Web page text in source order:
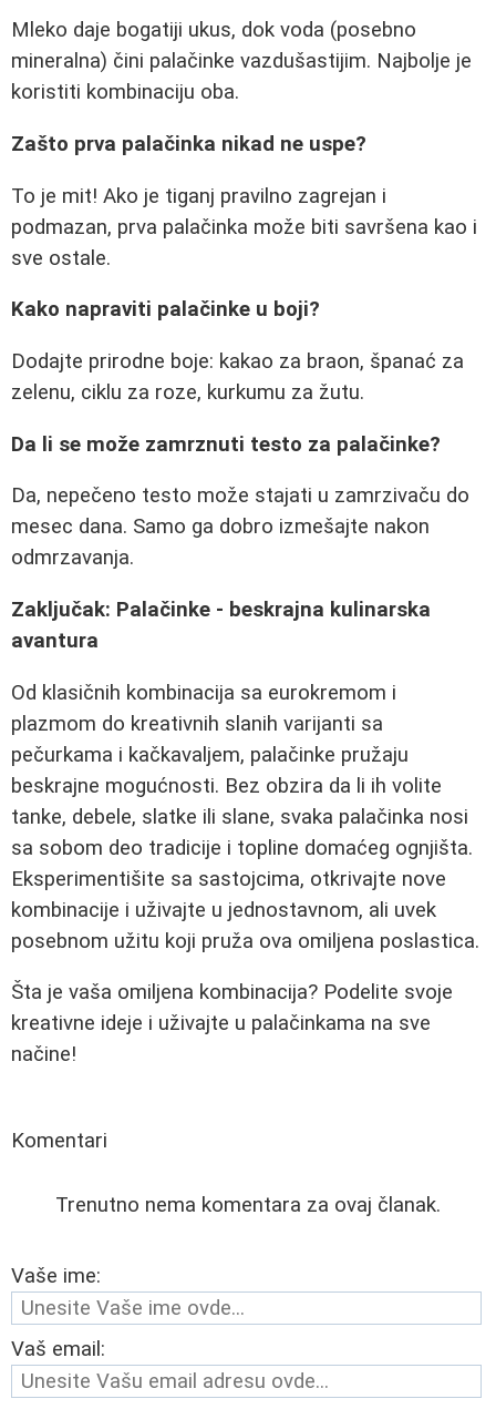
Mleko daje bogatiji ukus, dok voda (posebno
mineralna) čini palačinke vazdušastijim. Najbolje je
koristiti kombinaciju oba.
Zašto prva palačinka nikad ne uspe?
To je mit! Ako je tiganj pravilno zagrejan i
podmazan, prva palačinka može biti savršena kao i
sve ostale.
Kako napraviti palačinke u boji?
Dodajte prirodne boje: kakao za braon, španać za
zelenu, ciklu za roze, kurkumu za žutu.
Da li se može zamrznuti testo za palačinke?
Da, nepečeno testo može stajati u zamrzivaču do
mesec dana. Samo ga dobro izmešajte nakon
odmrzavanja.
Zaključak: Palačinke - beskrajna kulinarska
avantura
Od klasičnih kombinacija sa eurokremom i
plazmom do kreativnih slanih varijanti sa
pečurkama i kačkavaljem, palačinke pružaju
beskrajne mogućnosti. Bez obzira da li ih volite
tanke, debele, slatke ili slane, svaka palačinka nosi
sa sobom deo tradicije i topline domaćeg ognjišta.
Eksperimentišite sa sastojcima, otkrivajte nove
kombinacije i uživajte u jednostavnom, ali uvek
posebnom užitu koji pruža ova omiljena poslastica.
Šta je vaša omiljena kombinacija? Podelite svoje
kreativne ideje i uživajte u palačinkama na sve
načine!
Komentari
Trenutno nema komentara za ovaj članak.
Vaše ime:
Vaš email: